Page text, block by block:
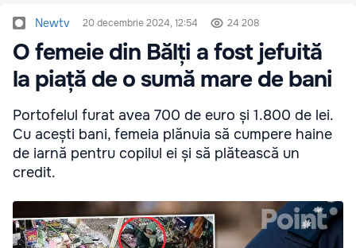
Newtv 20 decembrie 2024, 12:54 24 208
O femeie din Bălți a fost jefuită
la piață de o sumă mare de bani
Portofelul furat avea 700 de euro și 1.800 de lei.
Cu acești bani, femeia plănuia să cumpere haine
de iarnă pentru copilul ei și să plătească un
credit.